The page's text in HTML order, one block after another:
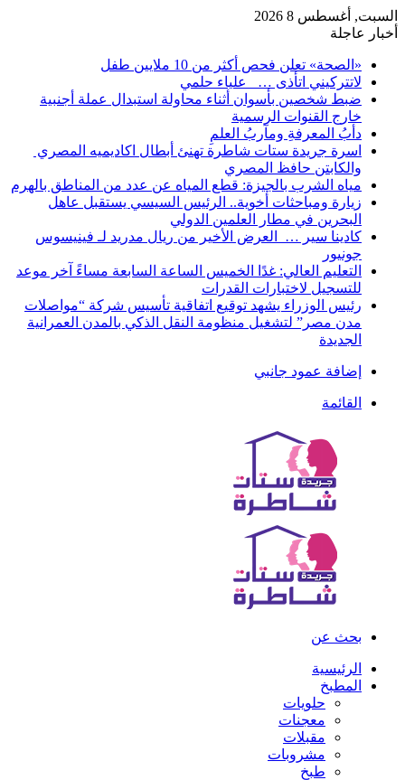
السبت, أغسطس 8 2026
أخبار عاجلة
«الصحة» تعلن فحص أكثر من 10 ملايين طفل
لاتتركيني اتأذى … علياء حلمي
ضبط شخصين بأسوان أثناء محاولة استبدال عملة أجنبية
خارج القنوات الرسمية
دأبُ المعرفةِ ومآربُ العلمِ
اسرة جريدة ستات شاطرة تهنئ أبطال اكاديميه المصري
والكابتن حافظ المصري
مياه الشرب بالجيزة: قطع المياه عن عدد من المناطق بالهرم
زيارة ومباحثات أخوية.. الرئيس السيسي يستقبل عاهل
البحرين في مطار العلمين الدولي
كادينا سير … العرض الأخير من ريال مدريد لـ فينيسوس
جونيور
التعليم العالي: غدًا الخميس الساعة السابعة مساءً آخر موعد
للتسجيل لاختبارات القدرات
رئيس الوزراء يشهد توقيع اتفاقية تأسيس شركة “مواصلات
مدن مصر” لتشغيل منظومة النقل الذكي بالمدن العمرانية
الجديدة
إضافة عمود جانبي
القائمة
بحث عن
الرئيسية
المطبخ
حلويات
معجنات
مقبلات
مشروبات
طبخ